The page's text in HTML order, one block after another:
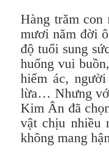
Hàng trăm con
mươi năm đời
độ tuổi sung
huống vui
hiểm ác,
lừa… Nhưng
Kim Ân đã
vật chịu nhiều
không mang